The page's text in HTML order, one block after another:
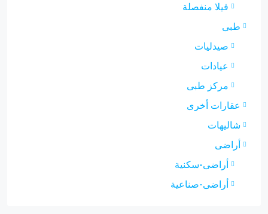
فيلا منفصلة
طبى
صيدليات
عيادات
مركز طبى
عقارات أخرى
شاليهات
أراضى
أراضى-سكنية
أراضى-صناعية